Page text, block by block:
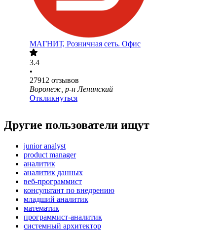
МАГНИТ, Розничная сеть. Офис
3.4
•
27912 отзывов
Воронеж, р-н Ленинский
Откликнуться
Другие пользователи ищут
junior analyst
product manager
аналитик
аналитик данных
веб-программист
консультант по внедрению
младший аналитик
математик
программист-аналитик
системный архитектор